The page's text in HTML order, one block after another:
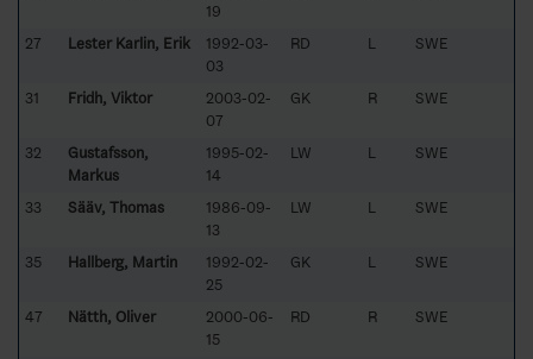
19
27 Lester Karlin, Erik
1992-03-
03
RD L SWE
31 Fridh, Viktor
2003-02-
07
GK R SWE
32
Gustafsson,
Markus
1995-02-
14
LW L SWE
33 Sääv, Thomas
1986-09-
13
LW L SWE
35 Hallberg, Martin
1992-02-
25
GK L SWE
47 Nätth, Oliver
2000-06-
15
RD R SWE